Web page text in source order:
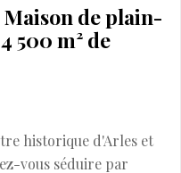
de plain-
500 m² de
historique d'Arles et
vous séduire par